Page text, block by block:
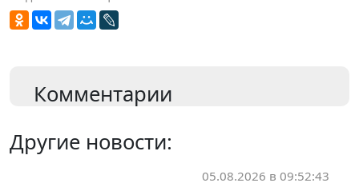
Комментарии
Другие новости:
05.08.2026 в 09:52:43